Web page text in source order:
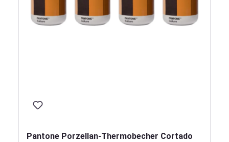
Pantone Porzellan-Thermobecher Cortado